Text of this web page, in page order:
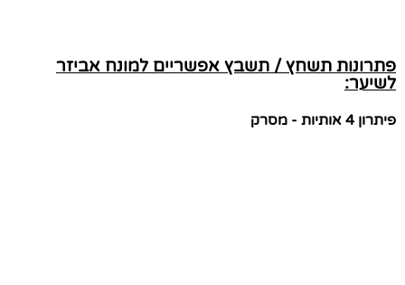
פתרונות תשחץ / תשבץ אפשריים למונח אביזר
לשיער:
פיתרון 4 אותיות - מסרק